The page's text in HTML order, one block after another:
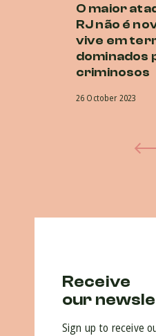
O maior
RJ não é
vive em
dominados
criminosos
26 October 2023
Receive
our
Sign up to receive